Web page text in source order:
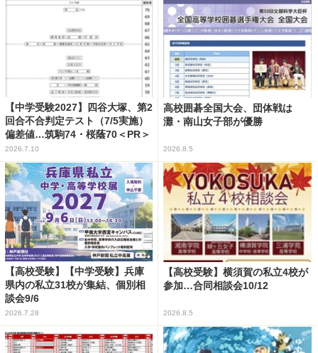
【中学受験2027】四谷大塚、第2
回合不合判定テスト（7/5実施）
偏差値…筑駒74・桜蔭70＜PR＞
2026.7.10
高校囲碁全国大会、団体戦は
灘・南山女子部が優勝
2026.8.5
【高校受験】【中学受験】兵庫
県内の私立31校が集結、個別相
談会9/6
2026.7.28
【高校受験】横須賀の私立4校が
参加…合同相談会10/12
2026.8.5